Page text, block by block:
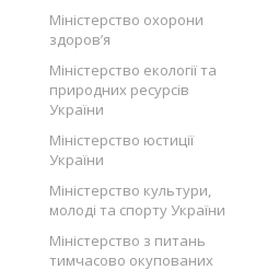
Міністерство охорони
здоров’я
Міністерство екології та
природних ресурсів
України
Міністерство юстиції
України
Міністерство культури,
молоді та спорту України
Міністерство з питань
тимчасово окупованих